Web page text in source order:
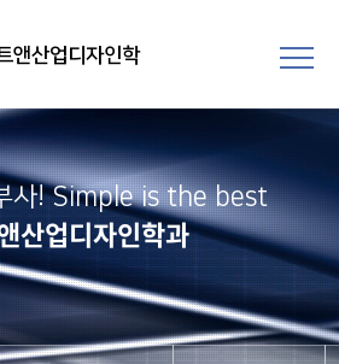
앤산업디자인학
사! Simple is the best
산업디자인학과